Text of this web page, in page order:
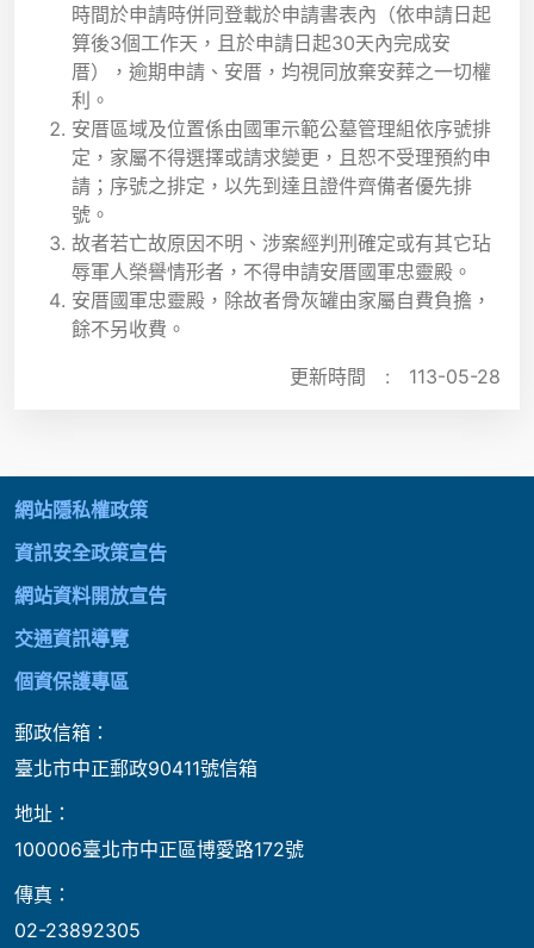
時間於申請時併同登載於申請書表內（依申請日起
算後3個工作天，且於申請日起30天內完成安
厝），逾期申請、安厝，均視同放棄安葬之一切權
利。
安厝區域及位置係由國軍示範公墓管理組依序號排
定，家屬不得選擇或請求變更，且恕不受理預約申
請；序號之排定，以先到達且證件齊備者優先排
號。
故者若亡故原因不明、涉案經判刑確定或有其它玷
辱軍人榮譽情形者，不得申請安厝國軍忠靈殿。
安厝國軍忠靈殿，除故者骨灰罐由家屬自費負擔，
餘不另收費。
更新時間 : 113-05-28
網站隱私權政策
資訊安全政策宣告
網站資料開放宣告
交通資訊導覽
個資保護專區
郵政信箱：
臺北市中正郵政90411號信箱
地址：
100006臺北市中正區博愛路172號
傳真：
02-23892305